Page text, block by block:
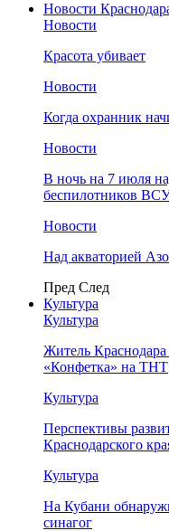
Новости
Новости
Красота убивает
Новости
Когда охранник
Новости
В ночь на 7 июля
беспилотников
Новости
Над акваторией
Пред След
Культура
Культура
Житель
«Конфетка» на ТНТ
Культура
Перспективы
Краснодарского
Культура
На Кубани
синагог